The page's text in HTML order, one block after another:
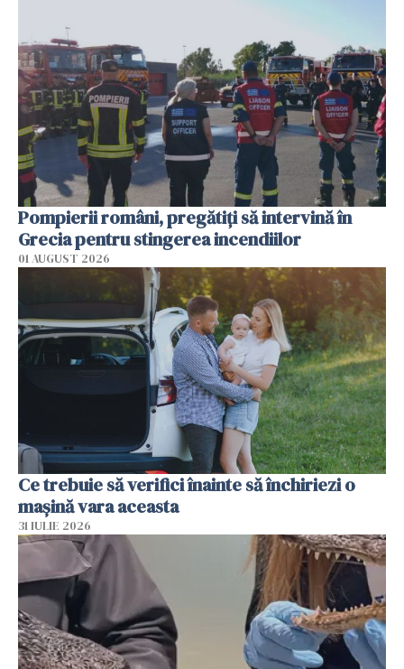
Pompierii români, pregătiţi să intervină în
Grecia pentru stingerea incendiilor
01 AUGUST 2026
Ce trebuie să verifici înainte să închiriezi o
mașină vara aceasta
31 IULIE 2026